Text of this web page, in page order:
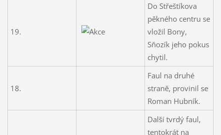
19.
Do Střeštíkova
pěkného centru se
vložil Bony,
Sňozík jeho pokus
chytil.
18.
Faul na druhé
straně, provinil se
Roman Hubník.
Další tvrdý faul,
tentokrát na